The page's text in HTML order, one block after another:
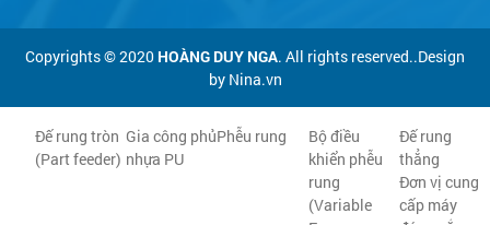
Copyrights © 2020 HOÀNG DUY NGA. All rights reserved..Design
by Nina.vn
Đế rung tròn
(Part feeder)
Gia công phủ
nhựa PU
Phễu rung
Bộ điều
khiển phễu
rung
(Variable
Đế rung
thẳng
Đơn vị cung
cấp máy